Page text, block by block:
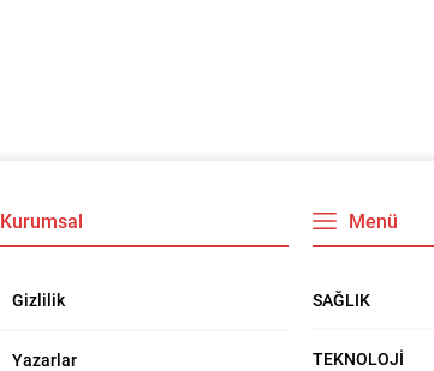
Kurumsal
Gizlilik
Yazarlar
Menü
SAĞLIK
TEKNOLOJİ